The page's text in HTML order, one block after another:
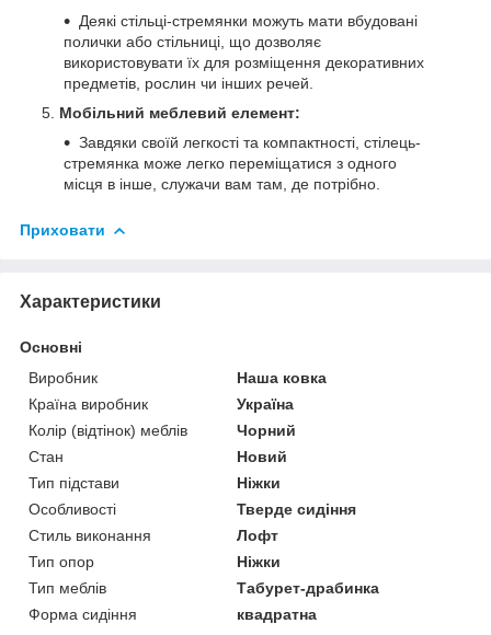
Деякі стільці-стремянки можуть мати вбудовані
полички або стільниці, що дозволяє
використовувати їх для розміщення декоративних
предметів, рослин чи інших речей.
Мобільний меблевий елемент:
Завдяки своїй легкості та компактності, стілець-
стремянка може легко переміщатися з одного
місця в інше, служачи вам там, де потрібно.
Приховати
Характеристики
Основні
Виробник
Наша ковка
Країна виробник
Україна
Колір (відтінок) меблів
Чорний
Стан
Новий
Тип підстави
Ніжки
Особливості
Тверде сидіння
Стиль виконання
Лофт
Тип опор
Ніжки
Тип меблів
Табурет-драбинка
Форма сидіння
квадратна